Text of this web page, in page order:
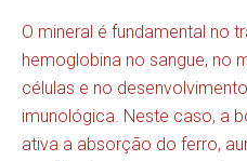
O mineral é fundamental no
hemoglobina no sangue, no
células e no
imunológica. Neste caso, a
ativa a absorção do ferro,